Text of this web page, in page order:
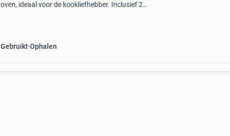
oven, ideaal voor de kookliefhebber. Inclusief 2
Gebruikt Ophalen